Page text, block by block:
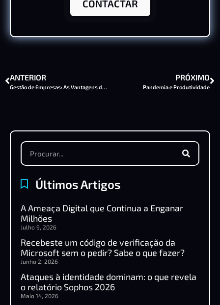
CONTACTAR
ANTERIOR
Gestão de Empresas: As Vantagens de um Software de Gestão Online
PRÓXIMO
Pandemia e Produtividade
Últimos Artigos
A Ameaça Digital que Continua a Enganar
Milhões
Julho 9, 2026
Recebeste um código de verificação da
Microsoft sem o pedir? Sabe o que fazer?
Junho 2, 2026
Ataques à identidade dominam: o que revela
o relatório Sophos 2026
Maio 14, 2026